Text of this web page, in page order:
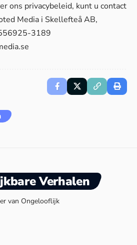
ons privacybeleid, kunt u contact
Media i Skellefteå AB,
3189
Verhalen
van Ongelooflijk